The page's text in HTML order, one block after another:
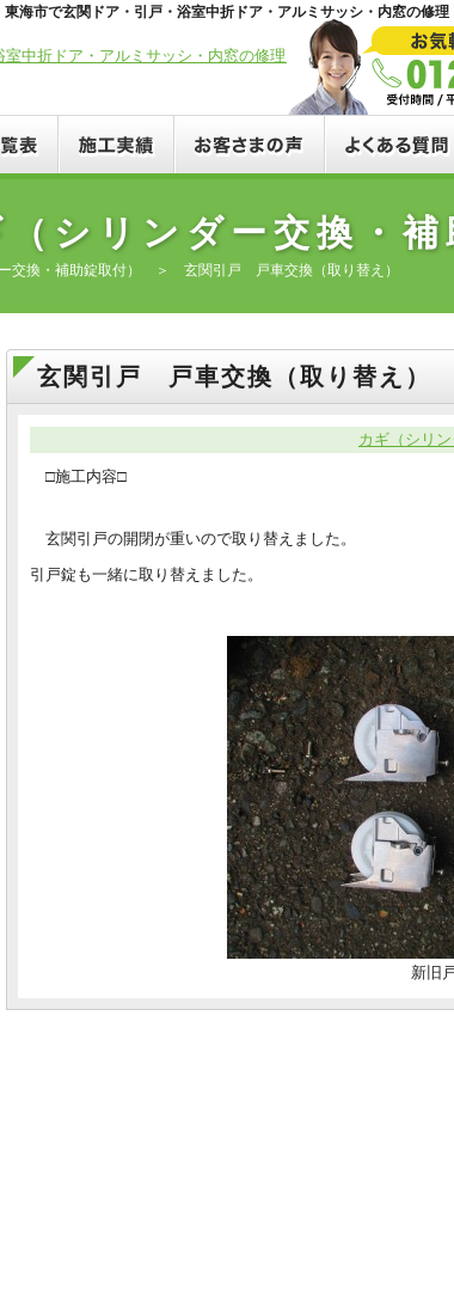
海市で玄関ドア・引戸・浴室中折ドア・アルミサッシ・内窓の修
シリンダー交換・
交換・補助錠取付） ＞ 玄関引戸 戸車交換（取り替え）
玄関引戸 戸車交換（取り替え）
カギ（シリ
□施工内容□
玄関引戸の開閉が重いので取り替えました。
引戸錠も一緒に取り替えました。
新旧